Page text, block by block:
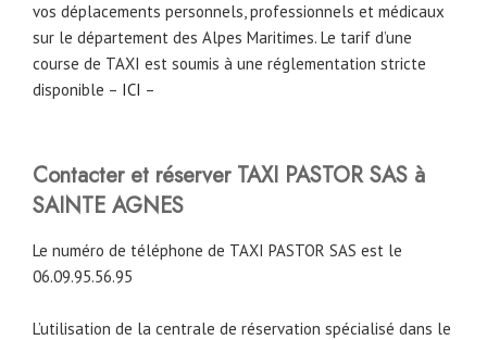
vos déplacements personnels, professionnels et médicaux
sur le département des Alpes Maritimes. Le tarif d’une
course de TAXI est soumis à une réglementation stricte
disponible – ICI –
Contacter et réserver TAXI PASTOR SAS à
SAINTE AGNES
Le numéro de téléphone de TAXI PASTOR SAS est le
06.09.95.56.95
L’utilisation de la centrale de réservation spécialisé dans le